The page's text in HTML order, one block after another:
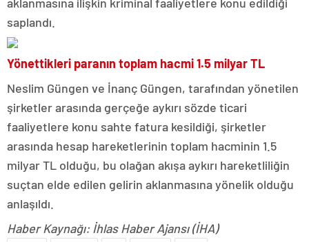
saplandı.
Yönettikleri paranın toplam hacmi 1.5 milyar TL
Neslim Güngen ve İnanç Güngen, tarafından yönetilen
şirketler arasında gerçeğe aykırı sözde ticari
faaliyetlere konu sahte fatura kesildiği, şirketler
arasında hesap hareketlerinin toplam hacminin 1.5
milyar TL olduğu, bu olağan akışa aykırı hareketliliğin
suçtan elde edilen gelirin aklanmasına yönelik olduğu
anlaşıldı.
Haber Kaynağı: İhlas Haber Ajansı (İHA)